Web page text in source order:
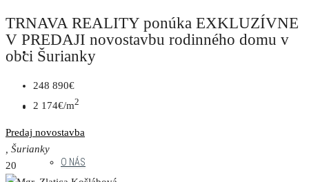
NAŠE PROJEKTY
MENU
O NÁS
TRNAVA REALITY ponúka EXKLUZÍVNE
V PREDAJI novostavbu rodinného domu v
obci Šurianky
248 890€
2 174€/m2
Predaj novostavba
, Šurianky
20